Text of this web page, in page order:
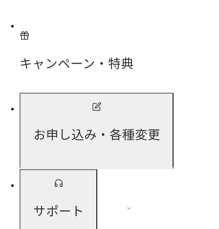
キャンペーン・特典
お申し込み・各種変更
サポート